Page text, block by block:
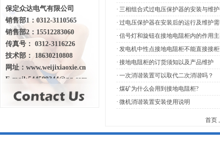
保定众达电气有限公司
销售部1：0312-3110565
销售部2：15512283060
传真号： 0312-3116226
技术部： 18630210808
网址： www.weijixiaoxie.cn
E-mail:544509344@qq.com
· 三相组合式过电压保护器的安装与维
· 过电压保护器在安装后的运行及维护
· 信号灯和旋钮在接地电阻柜内的作用
· 发电机中性点接地电阻柜不能直接接
· 接地电阻柜的订货须知以及产品维护
· 一次消谐装置可以取代二次消谐吗？
· 煤矿为什么会用到接地电阻柜?
· 微机消谐装置安装使用说明
首页